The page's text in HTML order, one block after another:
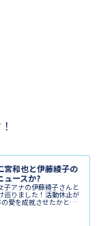
宮和也と伊藤綾子の
ュースか?
子アナの伊藤綾子さんと
巡りました！活動休止が
愛を成就させたかと思